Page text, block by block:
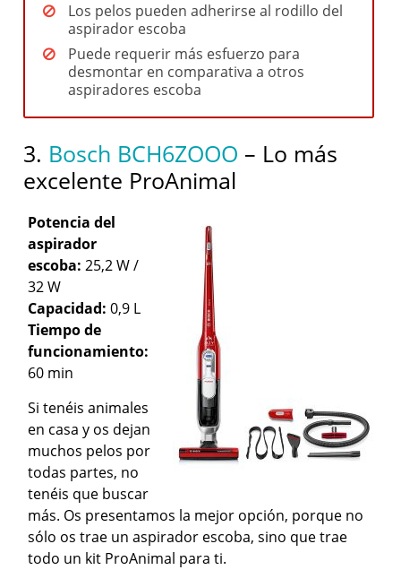
Los pelos pueden adherirse al rodillo del
aspirador escoba
Puede requerir más esfuerzo para
desmontar en comparativa a otros
aspiradores escoba
3. Bosch BCH6ZOOO – Lo más
excelente ProAnimal
Potencia del
aspirador
escoba:25,2 W /
32 W
Capacidad:0,9 L
Tiempo de
funcionamiento:
60 min
Si tenéis animales
en casa y os dejan
muchos pelos por
todas partes, no
tenéis que buscar
más. Os presentamos la mejor opción, porque no
sólo os trae un aspirador escoba, sino que trae
todo un kit ProAnimal para ti.